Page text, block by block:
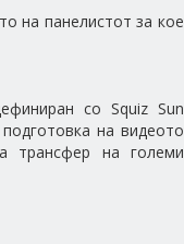
на панелистот за кое
со Squiz Sun
на видеото
трансфер на големи